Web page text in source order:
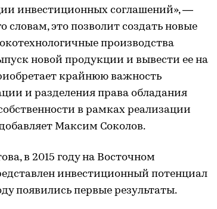
инвестиционных соглашений», —
словам, это позволит создать новые
производства
новой продукции и вывести ее на
крайнюю важность
и разделения права обладания
в рамках реализации
Максим Соколов.
в 2015 году на Восточном
инвестиционный потенциал
появились первые результаты.